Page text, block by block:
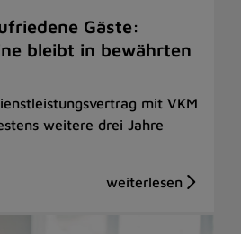
Gäste:
bleibt in bewährten
mit VKM
weitere drei Jahre